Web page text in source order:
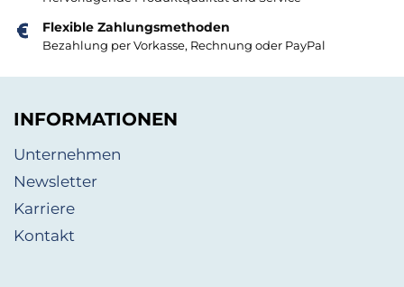
Flexible Zahlungsmethoden
Bezahlung per Vorkasse, Rechnung oder PayPal
INFORMATIONEN
Unternehmen
Newsletter
Karriere
Kontakt